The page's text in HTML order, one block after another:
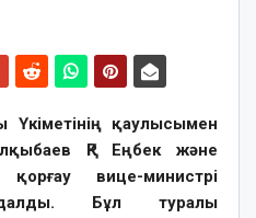
Үкіметінің қаулысымен
ҚР Еңбек және
вице-министрі
Бұл туралы